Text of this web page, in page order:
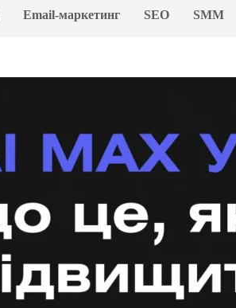
Email-маркетинг SEO SMM